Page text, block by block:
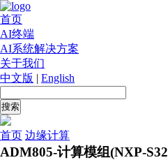
首页
AI终端
AI系统解决方案
关于我们
中文版 | English
首页 边缘计算
ADM805-计算模组(NXP-